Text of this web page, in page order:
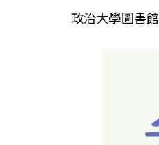
政治大學圖書館